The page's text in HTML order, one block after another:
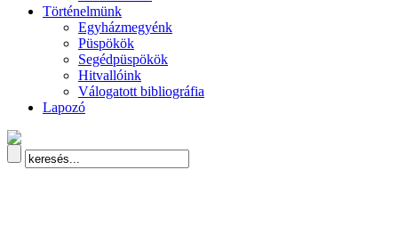
Történelmünk
Egyházmegyénk
Püspökök
Segédpüspökök
Hitvallóink
Válogatott bibliográfia
Lapozó